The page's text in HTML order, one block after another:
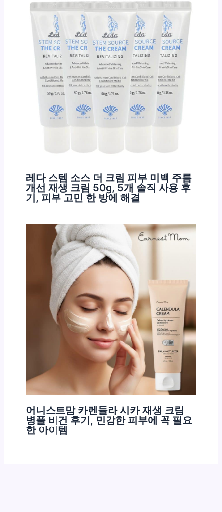
레다 스템 소스 더 크림 피부 미백 주름
개선 재생 크림 50g, 5개 솔직 사용 후
기, 피부 고민 한 방에 해결
어니스트맘 카렌듈라 시카 재생 크림
병풀 비건 후기, 민감한 피부에 꼭 필요
한 아이템